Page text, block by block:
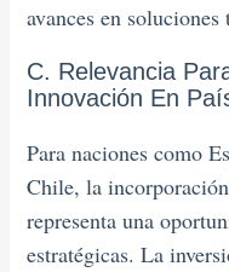
avances en soluciones
C. Relevancia
Innovación En
Para naciones como
Chile, la
representa una
estratégicas. La